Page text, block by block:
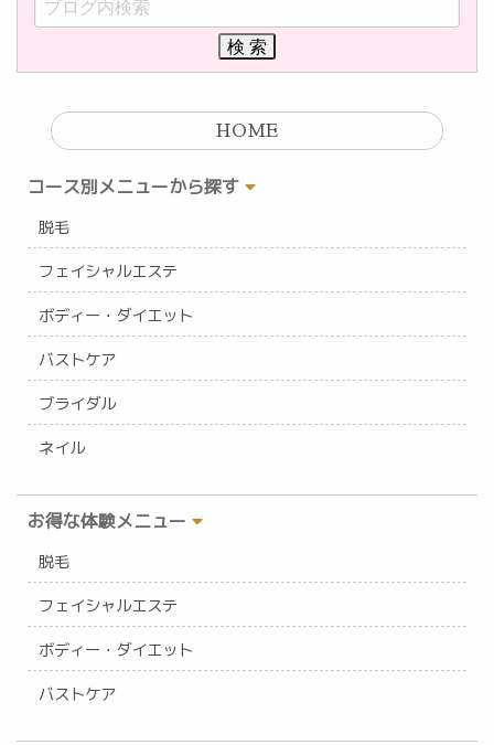
HOME
コース別メニューから探す
脱毛
フェイシャルエステ
ボディー・ダイエット
バストケア
ブライダル
ネイル
お得な体験メニュー
脱毛
フェイシャルエステ
ボディー・ダイエット
バストケア